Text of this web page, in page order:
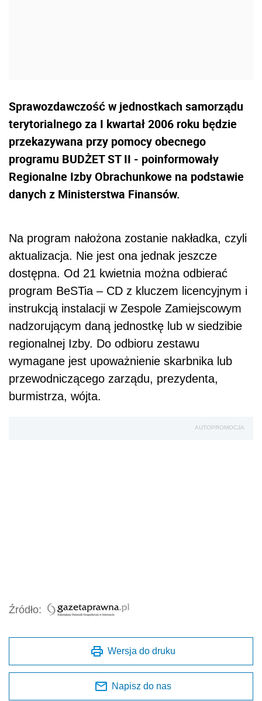
Sprawozdawczość w jednostkach samorządu
terytorialnego za I kwartał 2006 roku będzie
przekazywana przy pomocy obecnego
programu BUDŻET ST II - poinformowały
Regionalne Izby Obrachunkowe na podstawie
danych z Ministerstwa Finansów.
Na program nałożona zostanie nakładka, czyli
aktualizacja. Nie jest ona jednak jeszcze
dostępna. Od 21 kwietnia można odbierać
program BeSTia – CD z kluczem licencyjnym i
instrukcją instalacji w Zespole Zamiejscowym
nadzorującym daną jednostkę lub w siedzibie
regionalnej Izby. Do odbioru zestawu
wymagane jest upoważnienie skarbnika lub
przewodniczącego zarządu, prezydenta,
burmistrza, wójta.
AUTOPROMOCJA
Źródło:
Wersja do druku
Napisz do nas